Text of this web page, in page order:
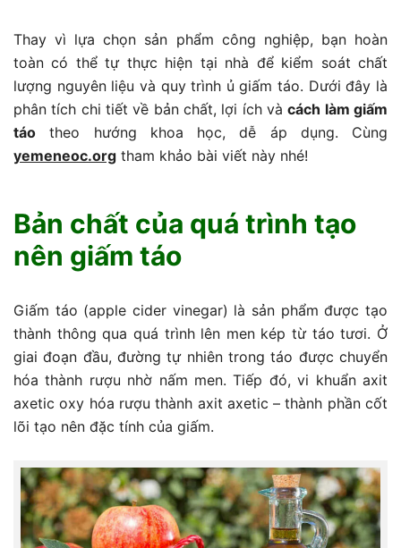
Thay vì lựa chọn sản phẩm công nghiệp, bạn hoàn
toàn có thể tự thực hiện tại nhà để kiểm soát chất
lượng nguyên liệu và quy trình ủ giấm táo. Dưới đây là
phân tích chi tiết về bản chất, lợi ích vàcách làm giấm
táo theo hướng khoa học, dễ áp dụng. Cùng
yemeneoc.org tham khảo bài viết này nhé!
Bản chất của quá trình tạo
nên giấm táo
Giấm táo (apple cider vinegar) là sản phẩm được tạo
thành thông qua quá trình lên men kép từ táo tươi. Ở
giai đoạn đầu, đường tự nhiên trong táo được chuyển
hóa thành rượu nhờ nấm men. Tiếp đó, vi khuẩn axit
axetic oxy hóa rượu thành axit axetic – thành phần cốt
lõi tạo nên đặc tính của giấm.